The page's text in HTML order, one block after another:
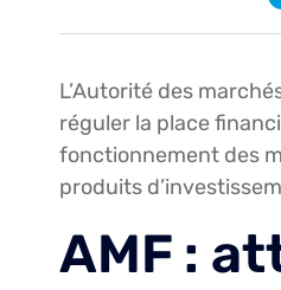
L’Autorité des
réguler la place
fonctionnement des
produits
AMF :